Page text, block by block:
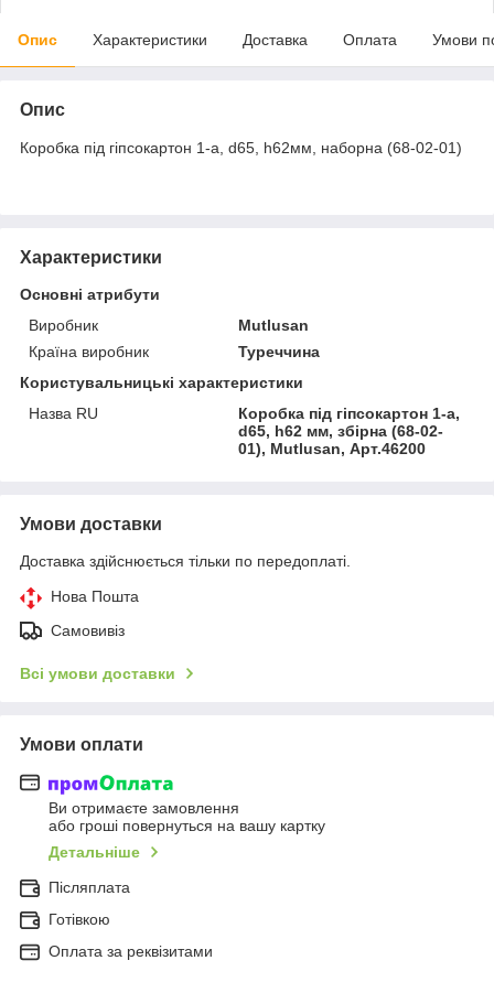
Опис Характеристики Доставка Оплата Умови
Опис
Коробка під гіпсокартон 1-а, d65, h62мм, наборна (68-02-01)
Характеристики
Основні атрибути
Виробник
Mutlusan
Країна виробник
Туреччина
Користувальницькі характеристики
Назва RU
Коробка під гіпсокартон 1-а,
d65, h62 мм, збірна (68-02-
01), Mutlusan, Арт.46200
Умови доставки
Доставка здійснюється тільки по передоплаті.
Нова Пошта
Самовивіз
Всі умови доставки
Умови оплати
Ви отримаєте замовлення
або гроші повернуться на вашу картку
Детальніше
Післяплата
Готівкою
Оплата за реквізитами